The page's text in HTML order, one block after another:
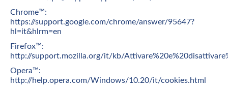
Chrome™:
https://support.google.com/chrome/answer/95647?
hl=it&hlrm=en
Firefox™:
http://support.mozilla.org/it/kb/
Opera™:
http://help.opera.com/Windows/10.20/it/cookies.html